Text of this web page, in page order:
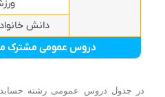
دروس عمومی مشترک
دانش